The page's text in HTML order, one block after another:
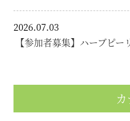
2026.07.03
【参加者募集】ハーブピ